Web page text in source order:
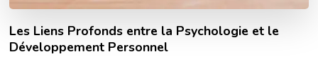
Les Liens Profonds entre la Psychologie et le
Développement Personnel